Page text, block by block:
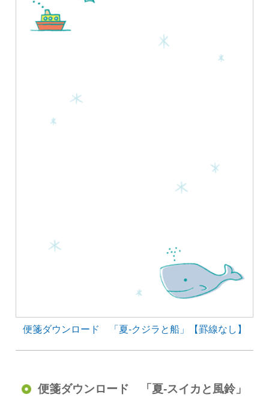
便箋ダウンロード 「夏-クジラと船」【罫線なし】
便箋ダウンロード 「夏-スイカと風鈴」